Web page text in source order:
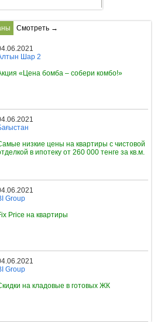
Смотреть →
Шар 2
«Цена бомба – собери комбо!»
низкие цены на квартиры с чистовой
в ипотеку от 260 000 тенге за кв.м.
Group
Price на квартиры
Group
на кладовые в готовых ЖК